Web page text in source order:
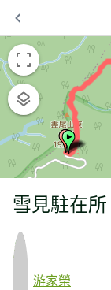
雪見駐在
游家榮